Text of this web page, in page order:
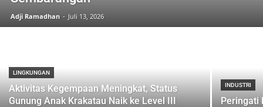
Adji Ramadhan - Juli 13, 2026
LINGKUNGAN
Aktivitas Kegempaan Meningkat, Status
Gunung Anak Krakatau Naik ke Level III
INDUSTRI
Peringati